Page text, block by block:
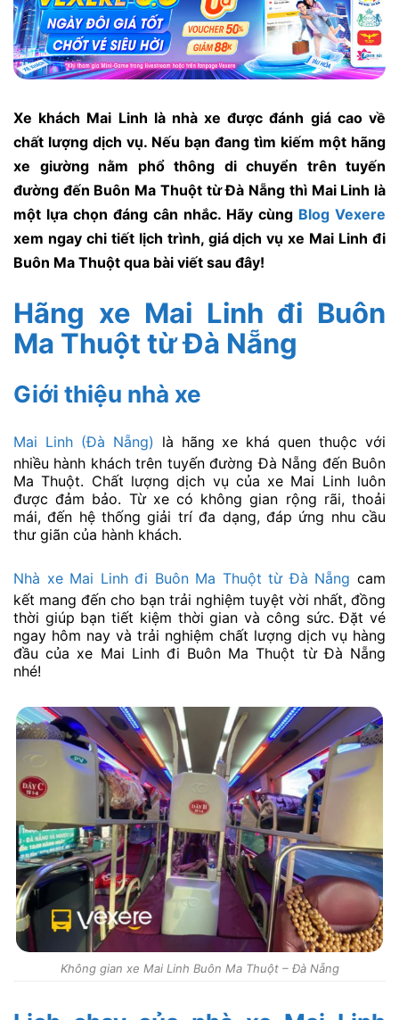
Xe khách Mai Linh là nhà xe được đánh giá cao về
chất lượng dịch vụ. Nếu bạn đang tìm kiếm một hãng
xe giường nằm phổ thông di chuyển trên tuyến
đường đến Buôn Ma Thuột từ Đà Nẵng thì Mai Linh là
một lựa chọn đáng cân nhắc. Hãy cùng Blog Vexere
xem ngay chi tiết lịch trình, giá dịch vụ xe Mai Linh đi
Buôn Ma Thuột qua bài viết sau đây!
Hãng xe Mai Linh đi Buôn
Ma Thuột từ Đà Nẵng
Giới thiệu nhà xe
Mai Linh (Đà Nẵng) là hãng xe khá quen thuộc với
nhiều hành khách trên tuyến đường Đà Nẵng đến Buôn
Ma Thuột. Chất lượng dịch vụ của xe Mai Linh luôn
được đảm bảo. Từ xe có không gian rộng rãi, thoải
mái, đến hệ thống giải trí đa dạng, đáp ứng nhu cầu
thư giãn của hành khách.
Nhà xe Mai Linh đi Buôn Ma Thuột từ Đà Nẵng cam
kết mang đến cho bạn trải nghiệm tuyệt vời nhất, đồng
thời giúp bạn tiết kiệm thời gian và công sức. Đặt vé
ngay hôm nay và trải nghiệm chất lượng dịch vụ hàng
đầu của xe Mai Linh đi Buôn Ma Thuột từ Đà Nẵng
nhé!
Không gian xe Mai Linh Buôn Ma Thuột – Đà Nẵng